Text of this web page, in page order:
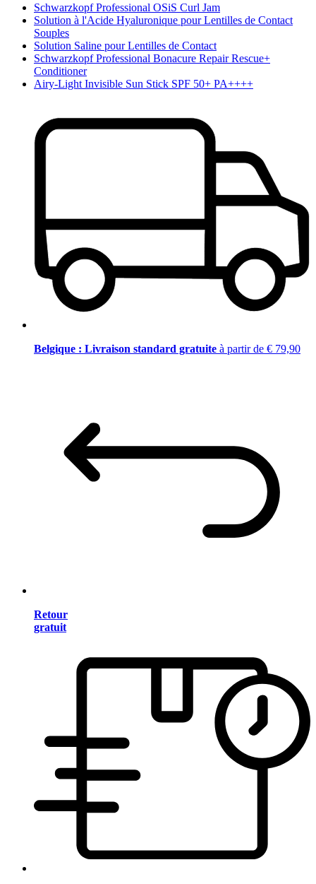
Schwarzkopf Professional OSiS Curl Jam
Solution à l'Acide Hyaluronique pour Lentilles de Contact
Souples
Solution Saline pour Lentilles de Contact
Schwarzkopf Professional Bonacure Repair Rescue+
Conditioner
Airy-Light Invisible Sun Stick SPF 50+ PA++++
Belgique : Livraison standard gratuite à partir de € 79,90
Retour
gratuit